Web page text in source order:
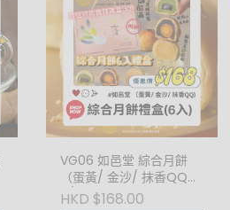
VG06 如邑堂 綜合月餅
（蛋黃/ 金沙/ 抹香QQ）
7/8
HKD $168.00